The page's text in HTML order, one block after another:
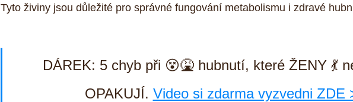
Tyto živiny jsou důležité pro správné fungování metabolismu i zdravé
DÁREK: 5 chyb při 😵🤮 hubnutí, které ŽENY 💃
OPAKUJÍ. Video si zdarma vyzvedni ZDE